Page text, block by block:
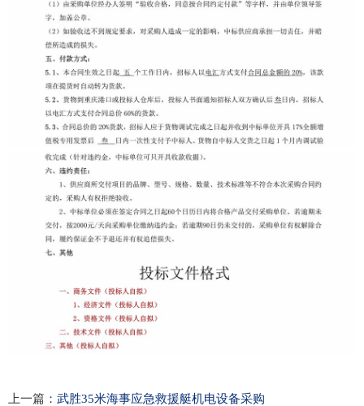
上一篇： 武胜35米海事应急救援艇机电设备采购